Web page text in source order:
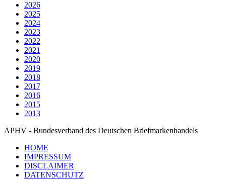
2026
2025
2024
2023
2022
2021
2020
2019
2018
2017
2016
2015
2013
APHV - Bundesverband des Deutschen Briefmarkenhandels
HOME
IMPRESSUM
DISCLAIMER
DATENSCHUTZ